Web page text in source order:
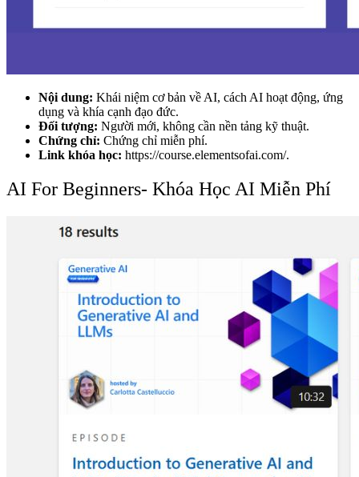
Nội dung: Khái niệm cơ bản về AI, cách AI hoạt động, ứng
dụng và khía cạnh đạo đức.
Đối tượng: Người mới, không cần nền tảng kỹ thuật.
Chứng chỉ: Chứng chỉ miễn phí.
Link khóa học: https://course.elementsofai.com/.
AI For Beginners- Khóa Học AI Miễn Phí